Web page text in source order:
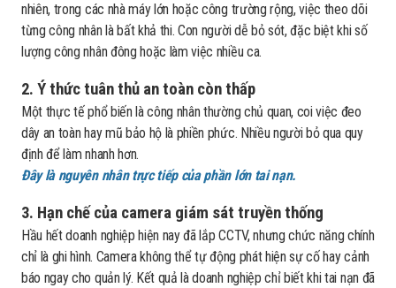
nhiên, trong các nhà máy lớn hoặc công trường rộng, việc theo dõi
từng công nhân là bất khả thi. Con người dễ bỏ sót, đặc biệt khi số
lượng công nhân đông hoặc làm việc nhiều ca.
2. Ý thức tuân thủ an toàn còn thấp
Một thực tế phổ biến là công nhân thường chủ quan, coi việc đeo
dây an toàn hay mũ bảo hộ là phiền phức. Nhiều người bỏ qua quy
định để làm nhanh hơn.
Đây là nguyên nhân trực tiếp của phần lớn tai nạn.
3. Hạn chế của camera giám sát truyền thống
Hầu hết doanh nghiệp hiện nay đã lắp CCTV, nhưng chức năng chính
chỉ là ghi hình. Camera không thể tự động phát hiện sự cố hay cảnh
báo ngay cho quản lý. Kết quả là doanh nghiệp chỉ biết khi tai nạn đã